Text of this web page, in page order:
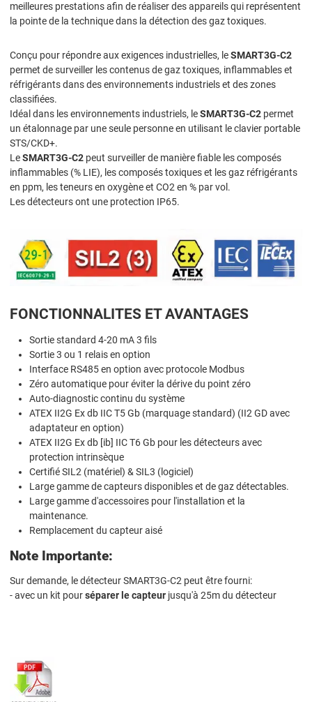
meilleures prestations afin de réaliser des appareils qui représentent
la pointe de la technique dans la détection des gaz toxiques.
Conçu pour répondre aux exigences industrielles, leSMART3G-C2
permet de surveiller les contenus de gaz toxiques, inflammables et
réfrigérants dans des environnements industriels et des zones
classifiées.
Idéal dans les environnements industriels, leSMART3G-C2 permet
un étalonnage par une seule personne en utilisant le clavier portable
STS/CKD+.
LeSMART3G-C2 peut surveiller de manière fiable les composés
inflammables (% LIE), les composés toxiques et les gaz réfrigérants
en ppm, les teneurs en oxygène et CO2 en % par vol.
Les détecteurs ont une protection IP65.
FONCTIONNALITES ET AVANTAGES
Sortie standard 4-20 mA 3 fils
Sortie 3 ou 1 relais en option
Interface RS485 en option avec protocole Modbus
Zéro automatique pour éviter la dérive du point zéro
Auto-diagnostic continu du système
ATEX II2G Ex db IIC T5 Gb (marquage standard) (II2 GD avec
adaptateur en option)
ATEX II2G Ex db [ib] IIC T6 Gb pour les détecteurs avec
protection intrinsèque
Certifié SIL2 (matériel) & SIL3 (logiciel)
Large gamme de capteurs disponibles et de gaz détectables.
Large gamme d'accessoires pour l'installation et la
maintenance.
Remplacement du capteur aisé
Note Importante:
Sur demande, le détecteur SMART3G-C2 peut être fourni:
- avec un kit pourséparer le capteur jusqu'à 25m du détecteur